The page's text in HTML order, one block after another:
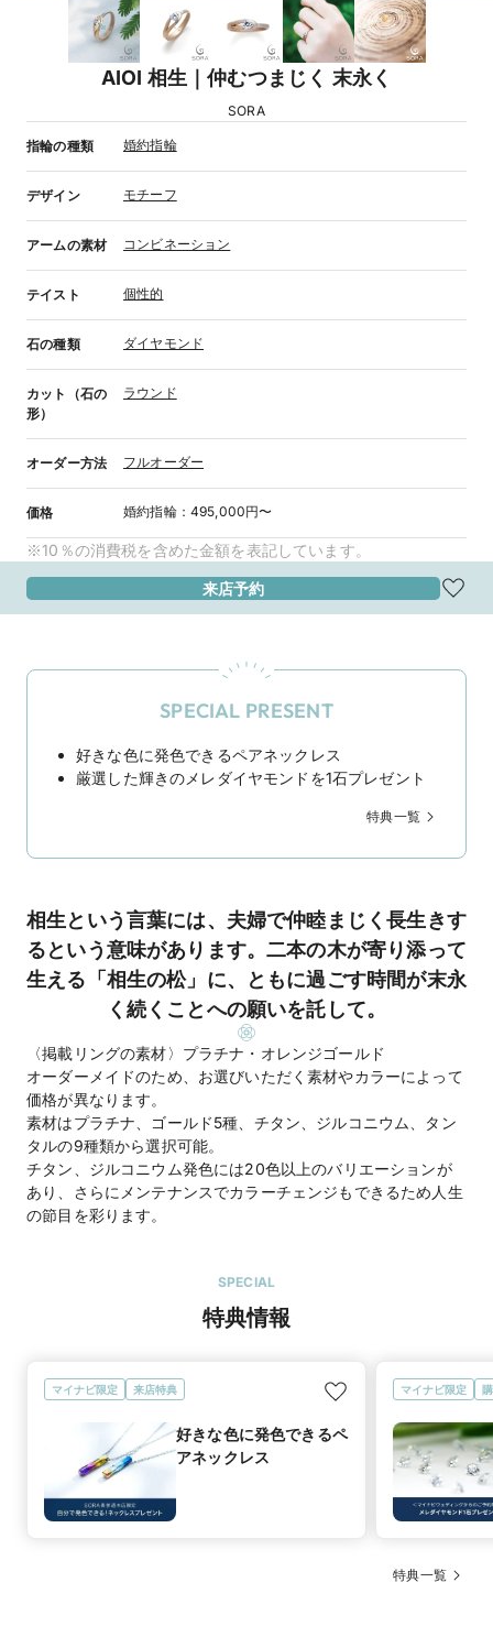
AIOI 相生｜仲むつまじく 末永く
SORA
指輪の種類 婚約指輪
デザイン モチーフ
アームの素材 コンビネーション
テイスト 個性的
石の種類 ダイヤモンド
カット（石の
形）
ラウンド
オーダー方法 フルオーダー
価格 婚約指輪： 495,000円〜
※10％の消費税を含めた金額を表記しています。
来店予約
SPECIAL PRESENT
好きな色に発色できるペアネックレス
厳選した輝きのメレダイヤモンドを1石プレゼント
特典一覧
相生という言葉には、夫婦で仲睦まじく長生きす
るという意味があります。二本の木が寄り添って
生える「相生の松」に、ともに過ごす時間が末永
く続くことへの願いを託して。
〈掲載リングの素材〉プラチナ・オレンジゴールド
オーダーメイドのため、お選びいただく素材やカラーによって
価格が異なります。
素材はプラチナ、ゴールド5種、チタン、ジルコニウム、タン
タルの9種類から選択可能。
チタン、ジルコニウム発色には20色以上のバリエーションが
あり、さらにメンテナンスでカラーチェンジもできるため人生
の節目を彩ります。
SPECIAL
特典情報
マイナビ限定 来店特典
好きな色に発色できるペ
アネックレス
マイナビ限定
特典一覧